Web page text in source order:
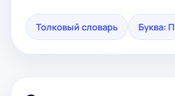
Толковый словарь Буква: П